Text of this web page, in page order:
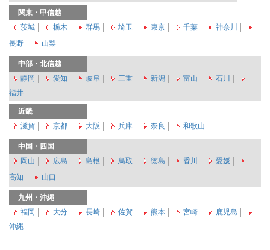
関東・甲信越
茨城
栃木 群馬 埼玉 東京 千葉
神奈川
長野
山梨
中部・北信越
静岡
愛知 岐阜 三重 新潟 富山
石川
福井
近畿
滋賀
京都 大阪 兵庫 奈良 和歌山
中国・四国
岡山
広島 島根 鳥取 徳島 香川
愛媛
高知
山口
九州・沖縄
福岡
大分 長崎 佐賀 熊本 宮崎
鹿児島
沖縄